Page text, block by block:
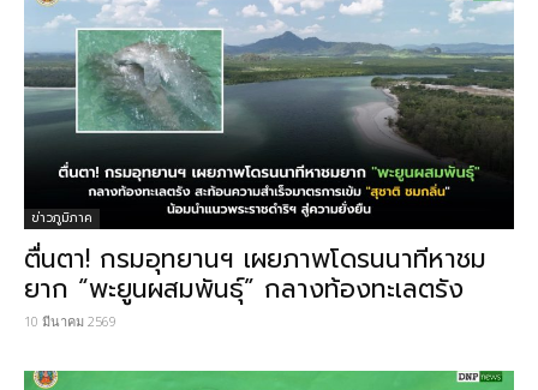
ข่าวภูมิภาค
ตื่นตา! กรมอุทยานฯ เผยภาพโดรนนาทีหาชม
ยาก “พะยูนผสมพันธุ์” กลางท้องทะเลตรัง
10 มีนาคม 2569